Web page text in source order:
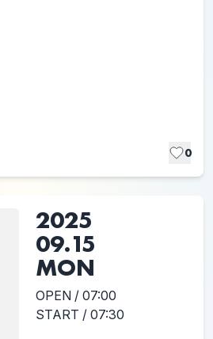
0
2025
09.15
MON
OPEN / 07:00
START / 07:30